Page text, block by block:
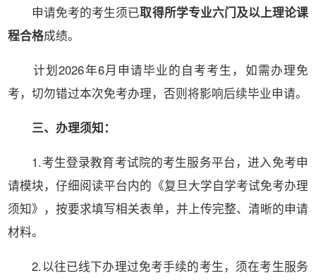
申请免考的考生须已取得所学专业六门及以上理论课
程合格成绩。
计划2026年6月申请毕业的自考考生，如需办理免
考，切勿错过本次免考办理，否则将影响后续毕业申请。
三、办理须知：
1.考生登录教育考试院的考生服务平台，进入免考申
请模块，仔细阅读平台内的《复旦大学自学考试免考办理
须知》，按要求填写相关表单，并上传完整、清晰的申请
材料。
2.以往已线下办理过免考手续的考生，须在考生服务